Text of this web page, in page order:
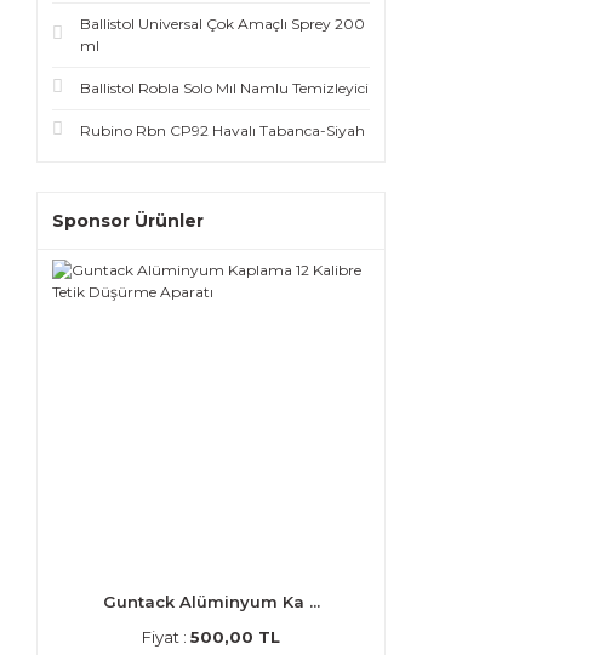
Ballistol Universal Çok Amaçlı Sprey 200
ml
Ballistol Robla Solo Mıl Namlu Temizleyici
Rubino Rbn CP92 Havalı Tabanca-Siyah
Sponsor Ürünler
Guntack Alüminyum Ka ...
Fiyat : 500,00 TL